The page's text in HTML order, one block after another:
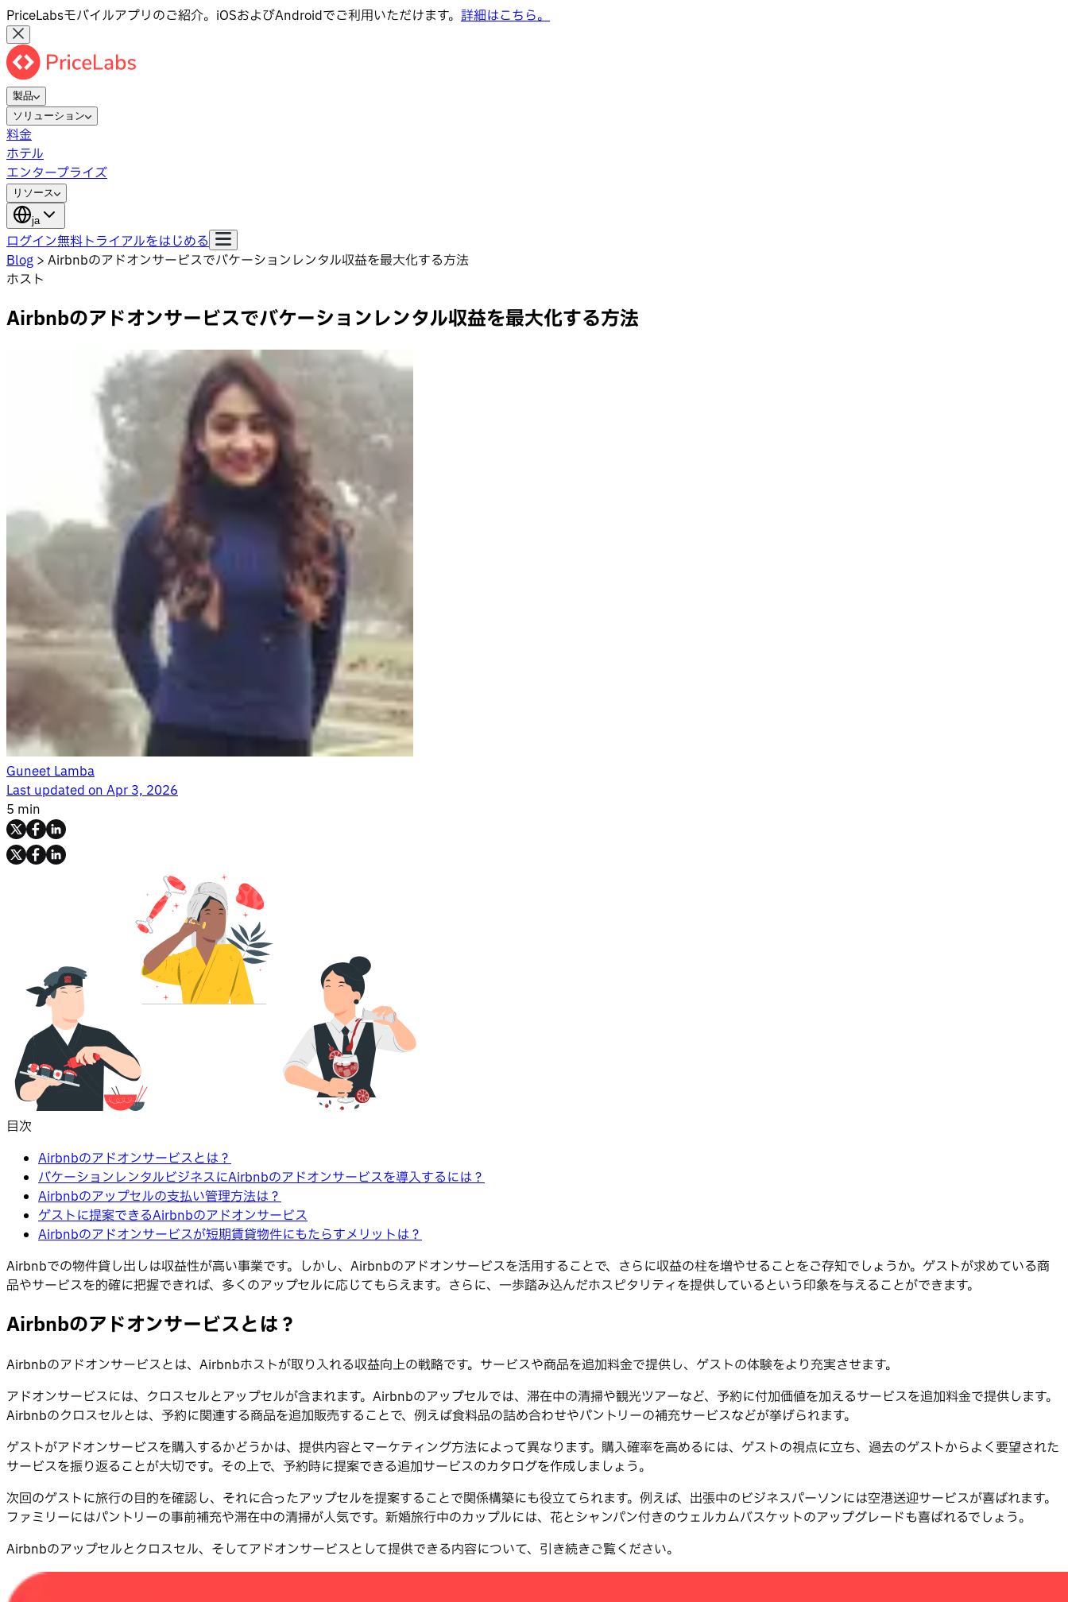
PriceLabsモバイルアプリのご紹介。iOSおよびAndroidでご利用いただけます。 詳細はこちら。
製品
ソリューション
料金
ホテル
エンタープライズ
リソース
ja
ログイン無料トライアルをはじめる
Blog > Airbnbのアドオンサービスでバケーションレンタル収益を最大化する方法
ホスト
Airbnbのアドオンサービスでバケーションレンタル収益を最大化する方法
Guneet Lamba
Last updated onApr 3, 2026
5 min
目次
Airbnbのアドオンサービスとは？
バケーションレンタルビジネスにAirbnbのアドオンサービスを導入するには？
Airbnbのアップセルの支払い管理方法は？
ゲストに提案できるAirbnbのアドオンサービス
Airbnbのアドオンサービスが短期賃貸物件にもたらすメリットは？
Airbnbでの物件貸し出しは収益性が高い事業です。しかし、Airbnbのアドオンサービスを活用することで、さらに収益の柱を増やせることをご存知でしょうか。ゲストが求めている商
品やサービスを的確に把握できれば、多くのアップセルに応じてもらえます。さらに、一歩踏み込んだホスピタリティを提供しているという印象を与えることができます。
Airbnbのアドオンサービスとは？
Airbnbのアドオンサービスとは、Airbnbホストが取り入れる収益向上の戦略です。サービスや商品を追加料金で提供し、ゲストの体験をより充実させます。
アドオンサービスには、クロスセルとアップセルが含まれます。Airbnbのアップセルでは、滞在中の清掃や観光ツアーなど、予約に付加価値を加えるサービスを追加料金で提供します。
Airbnbのクロスセルとは、予約に関連する商品を追加販売することで、例えば食料品の詰め合わせやパントリーの補充サービスなどが挙げられます。
ゲストがアドオンサービスを購入するかどうかは、提供内容とマーケティング方法によって異なります。購入確率を高めるには、ゲストの視点に立ち、過去のゲストからよく要望された
サービスを振り返ることが大切です。その上で、予約時に提案できる追加サービスのカタログを作成しましょう。
次回のゲストに旅行の目的を確認し、それに合ったアップセルを提案することで関係構築にも役立てられます。例えば、出張中のビジネスパーソンには空港送迎サービスが喜ばれます。
ファミリーにはパントリーの事前補充や滞在中の清掃が人気です。新婚旅行中のカップルには、花とシャンパン付きのウェルカムバスケットのアップグレードも喜ばれるでしょう。
Airbnbのアップセルとクロスセル、そしてアドオンサービスとして提供できる内容について、引き続きご覧ください。